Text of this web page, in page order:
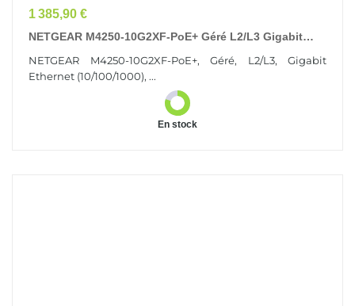
Prix
1 385,90 €
NETGEAR M4250-10G2XF-PoE+ Géré L2/L3 Gigabit
Ethernet (10/100/1000) Connexion Ethernet,...
NETGEAR M4250-10G2XF-PoE+, Géré, L2/L3, Gigabit
Ethernet (10/100/1000), ...
En stock